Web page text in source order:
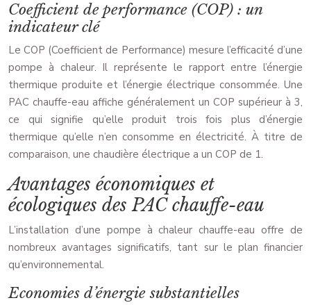
Coefficient de performance (COP) : un
indicateur clé
Le COP (Coefficient de Performance) mesure l’efficacité d’une
pompe à chaleur. Il représente le rapport entre l’énergie
thermique produite et l’énergie électrique consommée. Une
PAC chauffe-eau affiche généralement un COP supérieur à 3,
ce qui signifie qu’elle produit trois fois plus d’énergie
thermique qu’elle n’en consomme en électricité. À titre de
comparaison, une chaudière électrique a un COP de 1.
Avantages économiques et
écologiques des PAC chauffe-eau
L’installation d’une pompe à chaleur chauffe-eau offre de
nombreux avantages significatifs, tant sur le plan financier
qu’environnemental.
Economies d’énergie substantielles